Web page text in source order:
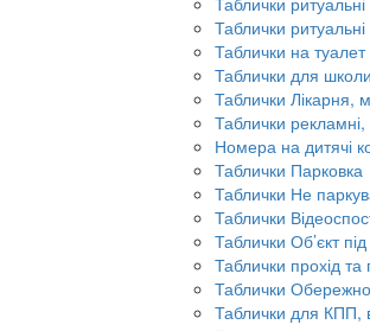
Таблички
Таблички на туалет
Таблички для
Таблички Лікарня,
Таблички рекламні,
Номера на дитячі
Таблички Парковка
Таблички Не
Таблички
Таблички Об’єкт
Таблички прохід
Таблички
Таблички для КПП,